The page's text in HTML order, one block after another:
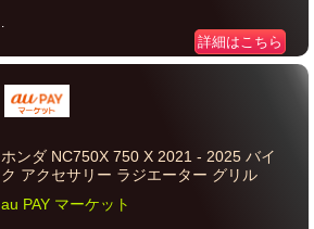
.
詳細はこちら
ホンダ NC750X 750 X 2021 - 2025 バイ
ク アクセサリー ラジエーター グリル
au PAY マーケット